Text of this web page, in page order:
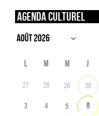
Agenda culturel
L M M J
27 28 29 30
3 4 5 6